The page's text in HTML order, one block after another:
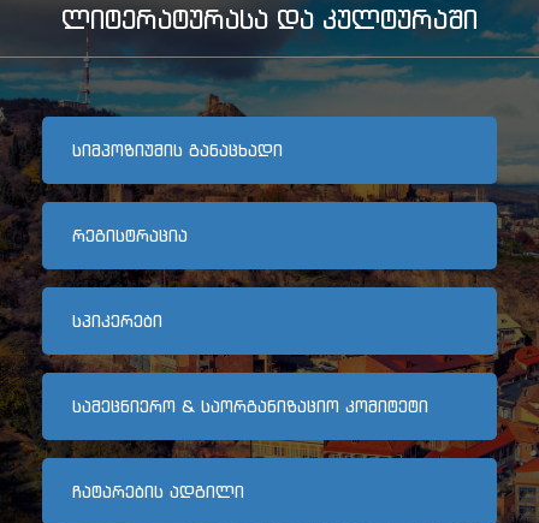
სტუმრების
განთავსება
არქივი
კონტაქტი
ᲚᲘᲢᲔᲠᲐᲢᲣᲠᲐᲡᲐ ᲓᲐ ᲙᲣᲚᲢᲣᲠᲐᲨᲘ
ᲡᲘᲛᲞᲝᲖᲘᲣᲛᲘᲡ ᲒᲐᲜᲐᲪᲮᲐᲓᲘ
ᲠᲔᲒᲘᲡᲢᲠᲐᲪᲘᲐ
ᲡᲞᲘᲙᲔᲠᲔᲑᲘ
ᲡᲐᲛᲔᲪᲜᲘᲔᲠᲝ & ᲡᲐᲝᲠᲒᲐᲜᲘᲖᲐᲪᲘᲝ ᲙᲝᲛᲘᲢᲔᲢᲘ
ᲩᲐᲢᲐᲠᲔᲑᲘᲡ ᲐᲓᲒᲘᲚᲘ